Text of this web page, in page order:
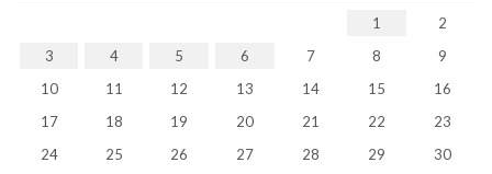
1
2
3
4 5 6 7 8
9
10
11 12 13 14 15
16
17
18 19 20 21 22
23
24
25 26 27 28 29 30